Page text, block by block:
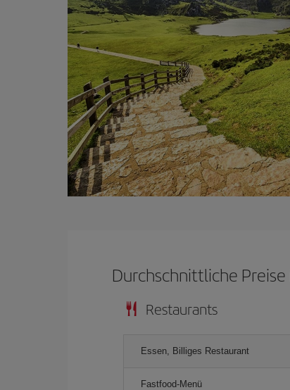
Durchschnittliche
Restaurants
Essen, Billiges Restaurant
Fastfood-Menü